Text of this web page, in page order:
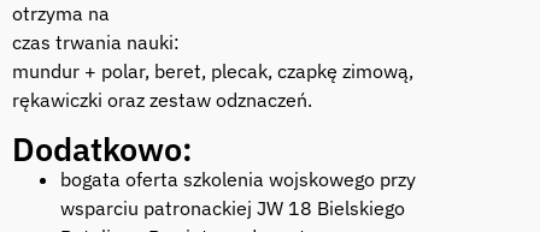
otrzyma na
czas trwania nauki:
mundur + polar, beret, plecak, czapkę zimową,
rękawiczki oraz zestaw odznaczeń.
Dodatkowo:
bogata oferta szkolenia wojskowego przy
wsparciu patronackiej JW 18 Bielskiego